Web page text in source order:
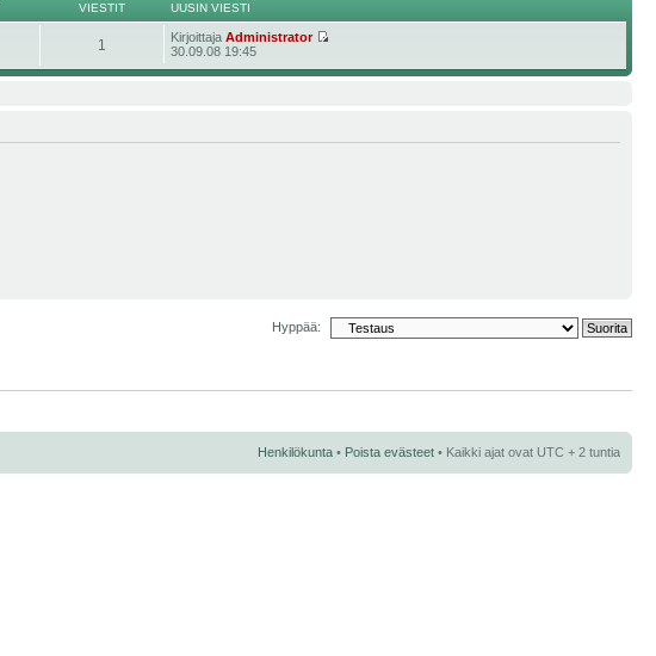
VIESTIT UUSIN VIESTI
1 KirjoittajaAdministrator
30.09.08 19:45
Hyppää:
Henkilökunta • Poista evästeet • Kaikki ajat ovat UTC + 2 tuntia